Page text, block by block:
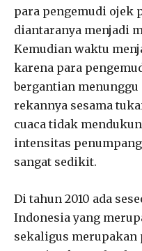
para pengemudi ojek
diantaranya menjadi
Kemudian waktu
karena para
bergantian
rekannya sesama
cuaca tidak
intensitas
sangat sedikit.
Di tahun 2010 ada
Indonesia yang
sekaligus merupakan